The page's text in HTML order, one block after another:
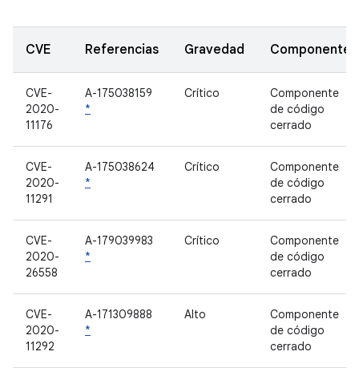
CVE Referencias Gravedad Componente
CVE-
2020-
11176
A-175038159
*
Crítico
Componente
de código
cerrado
CVE-
2020-
11291
A-175038624
*
Crítico
Componente
de código
cerrado
CVE-
2020-
26558
A-179039983
*
Crítico
Componente
de código
cerrado
CVE-
2020-
11292
A-171309888
*
Alto
Componente
de código
cerrado